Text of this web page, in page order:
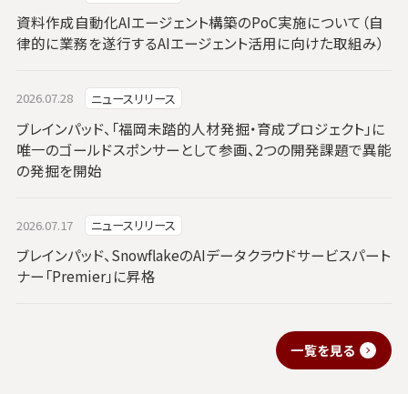
資料作成自動化AIエージェント構築のPoC実施について（自
律的に業務を遂行するAIエージェント活用に向けた取組み）
2026.07.28 ニュースリリース
ブレインパッド、「福岡未踏的人材発掘・育成プロジェクト」に
唯一のゴールドスポンサーとして参画、2つの開発課題で異能
の発掘を開始
2026.07.17 ニュースリリース
ブレインパッド、SnowflakeのAIデータクラウドサービスパート
ナー「Premier」に昇格
一覧を見る